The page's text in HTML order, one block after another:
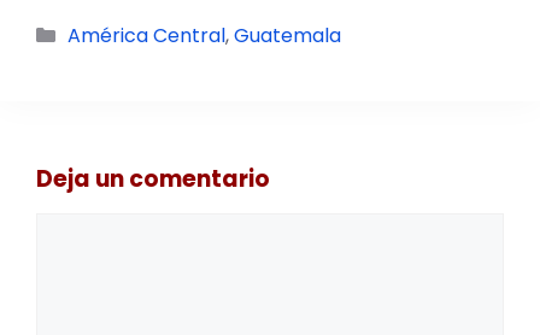
Categorías
América Central,Guatemala
Deja un comentario